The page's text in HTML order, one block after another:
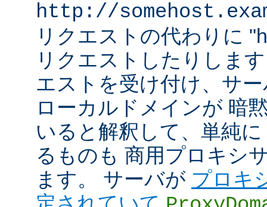
http://
リクエストの代わりに
リクエストしたりしま
エストを受け付け、サ
ローカルドメインが 暗
いると解釈して、単純
るものも 商用プロキシ
ます。 サーバが プロキ